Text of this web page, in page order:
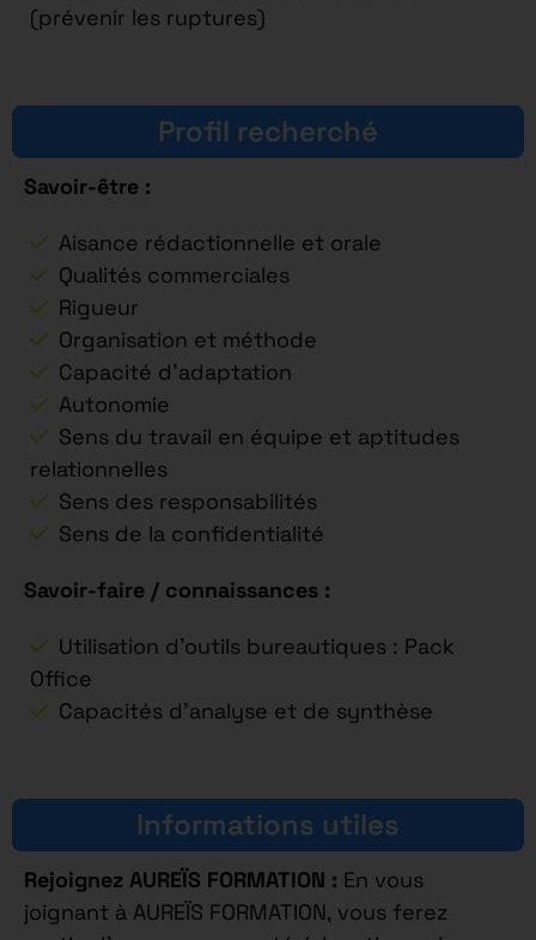
(prévenir les ruptures)
Profil recherché
Savoir-être :
Aisance rédactionnelle et orale
Qualités commerciales
Rigueur
Organisation et méthode
Capacité d’adaptation
Autonomie
Sens du travail en équipe et aptitudes
relationnelles
Sens des responsabilités
Sens de la confidentialité
Savoir-faire / connaissances :
Utilisation d’outils bureautiques : Pack
Office
Capacités d’analyse et de synthèse
Informations utiles
Rejoignez AUREÏS FORMATION : En vous
joignant à AUREÏS FORMATION, vous ferez